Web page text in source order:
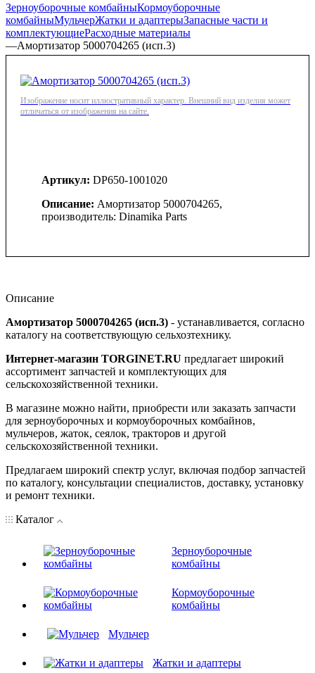
Зерноуборочные комбайныКормоуборочные
комбайныМульчерЖатки и адаптерыЗапасные части и
комплектующиеРасходные материалы
—Амортизатор 5000704265 (исп.3)
Изображение носит иллюстративный характер. Внешний вид изделия может
отличаться от изображения на сайте.
Артикул: DP650-1001020
Описание: Амортизатор 5000704265,
производитель: Dinamika Parts
Описание
Амортизатор 5000704265 (исп.3) - устанавливается, согласно
каталогу на соответствующую сельхозтехнику.
Интернет-магазин TORGINET.RU предлагает широкий
ассортимент запчастей и комплектующих для
сельскохозяйственной техники.
В магазине можно найти, приобрести или заказать запчасти
для зерноуборочных и кормоуборочных комбайнов,
мульчеров, жаток, сеялок, тракторов и другой
сельскохозяйственной техники.
Предлагаем широкий спектр услуг, включая подбор запчастей
по каталогу, консультации специалистов, доставку, установку
и ремонт техники.
Каталог
Зерноуборочные
комбайны
Кормоуборочные
комбайны
Мульчер
Жатки и адаптеры